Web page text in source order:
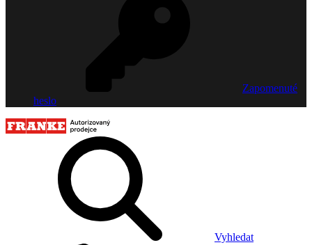
Zapomenuté
heslo
Vyhledat